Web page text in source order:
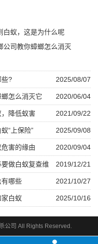
白蚁，这是为什么呢
公司教你蟑螂怎么消灭
2025/08/07
些?
2020/06/04
怎么消灭它
2021/09/22
降低蚁害
2025/09/08
“上保险”
2020/09/04
害的缘由
2019/12/21
做白蚁复查维
2021/10/27
哪些
2025/10/16
白蚁
公司 All Rights Reserved.